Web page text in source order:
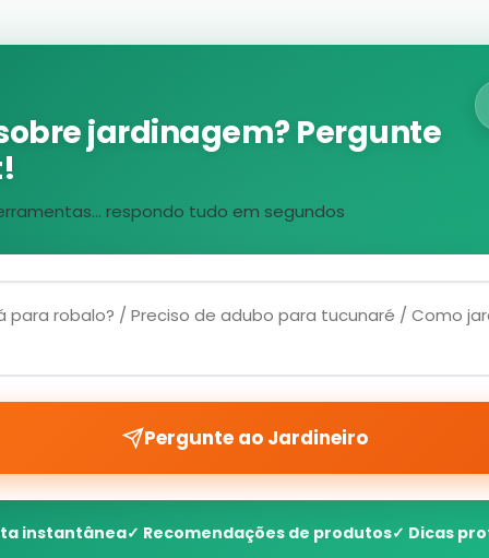
jardinagem? Pergunte
respondo tudo em segundos
Pergunte ao Jardineiro
instantânea✓ Recomendações de produtos✓ Dicas